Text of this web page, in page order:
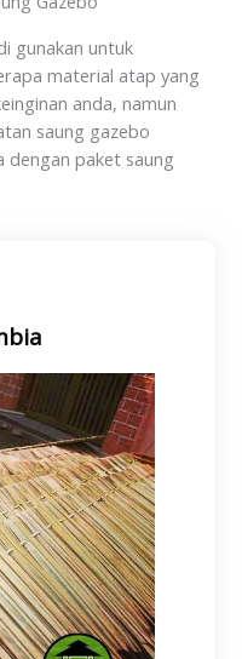
gunakan untuk
material atap yang
anda, namun
saung gazebo
dengan paket saung